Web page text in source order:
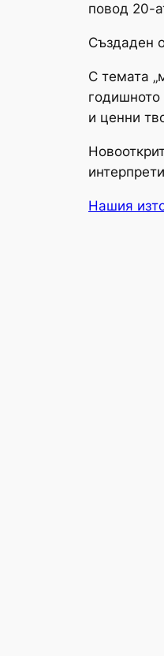
повод 20-
Създаден
С темата
годишното
и ценни
Нашия